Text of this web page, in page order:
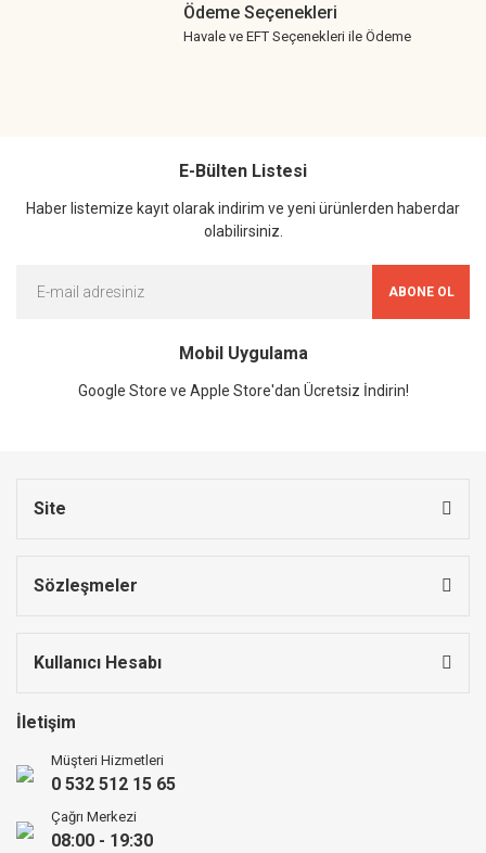
Ödeme Seçenekleri
Havale ve EFT Seçenekleri ile Ödeme
E-Bülten Listesi
Haber listemize kayıt olarak indirim ve yeni ürünlerden haberdar
olabilirsiniz.
ABONE OL
Mobil Uygulama
Google Store ve Apple Store'dan Ücretsiz İndirin!
Site
Sözleşmeler
Kullanıcı Hesabı
İletişim
Müşteri Hizmetleri
0 532 512 15 65
Çağrı Merkezi
08:00 - 19:30